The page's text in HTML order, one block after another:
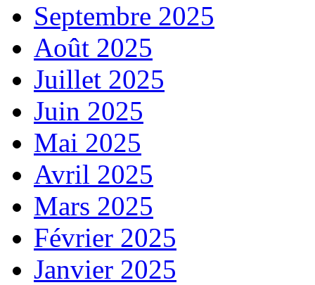
Septembre 2025
Août 2025
Juillet 2025
Juin 2025
Mai 2025
Avril 2025
Mars 2025
Février 2025
Janvier 2025